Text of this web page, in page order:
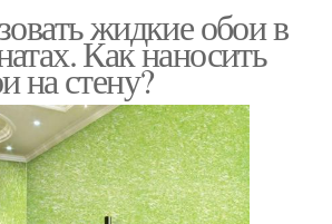
жидкие обои в
Как наносить
на стену?